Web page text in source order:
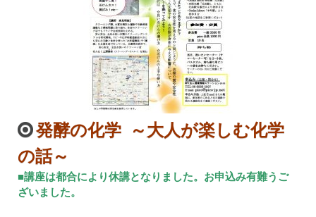
発酵の化学 ～大人が楽しむ化学
の話～
■講座は都合により休講となりました。お申込み有難うご
ざいました。